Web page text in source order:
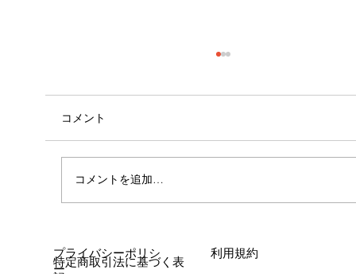
コメント
コメントを追加…
プライバシーポリシ
ー
利用規約
特定商取引法に基づく表